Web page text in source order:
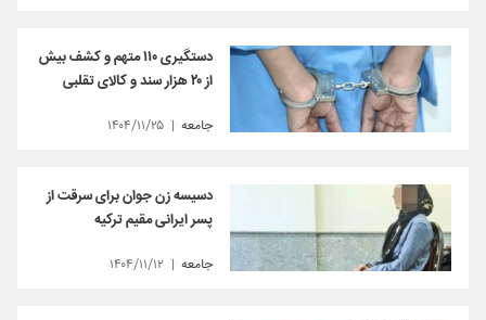
دستگیری ۱۱۰ متهم و کشف بیش
از ۲۰ هزار سند و کالای تقلبی
جامعه ۱۴۰۴/۱۱/۲۵
دسیسه زن جوان برای سرقت از
پسر ایرانی مقیم ترکیه
جامعه ۱۴۰۴/۱۱/۱۲